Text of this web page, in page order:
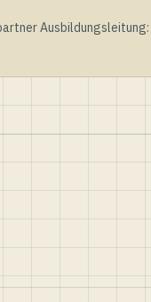
Ausbildungsleitung: